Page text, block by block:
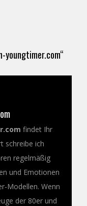
youngtimer.com“
findet Ihr
schreibe ich
regelmäßig
und Emotionen
Modellen. Wenn
der 80er und